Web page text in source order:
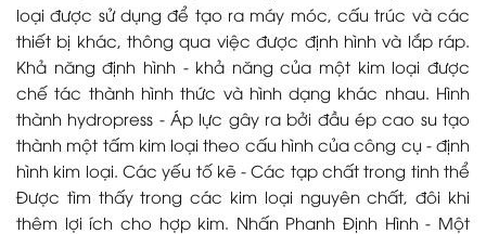
loại được sử dụng để tạo ra máy móc, cấu trúc và các
thiết bị khác, thông qua việc được định hình và lắp ráp.
Khả năng định hình - khả năng của một kim loại được
chế tác thành hình thức và hình dạng khác nhau. Hình
thành hydropress - Áp lực gây ra bởi đầu ép cao su tạo
thành một tấm kim loại theo cấu hình của công cụ - định
hình kim loại. Các yếu tố kẽ - Các tạp chất trong tinh thể
Được tìm thấy trong các kim loại nguyên chất, đôi khi
thêm lợi ích cho hợp kim. Nhấn Phanh Định Hình - Một